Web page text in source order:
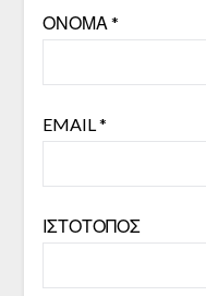
ΌΝΟΜΑ *
EMAIL*
ΙΣΤΌΤΟΠΟΣ